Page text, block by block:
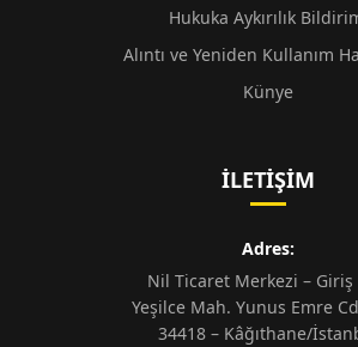
Hukuka Aykırılık
Alıntı ve Yeniden Kullanım
Künye
İLETIŞIM
Adres:
Nil Ticaret Merkezi – Giriş
Yeşilce Mah. Yunus Emre
34418 – Kâğıthane/